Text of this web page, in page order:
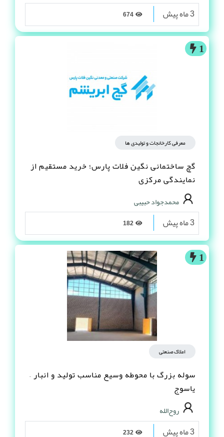
3 ماه پیش
1
معرفی کارخانجات و تولیدی ها
گچ ساختمانی نگین فلات پارس؛ خرید مستقیم از
نمایندگی مرکزی
محمدجواد حبیبی
3 ماه پیش
1
املاک صنعتی
سوله بزرگ با محوطه وسیع مناسب تولید و انبار –
یاسوج
روح‌الله
3 ماه پیش